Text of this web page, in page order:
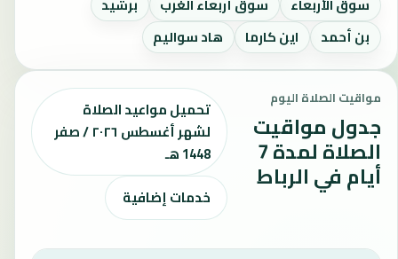
سوق الأربعاء سوق أربعاء الغرب
برشيد
بن أحمد
اين كارما هاد سواليم
مواقيت الصلاة اليوم
جدول مواقيت
الصلاة لمدة 7
أيام في الرباط
تحميل مواعيد الصلاة
لشهر أغسطس ٢٠٢٦ / صفر
1448 هـ
خدمات إضافية